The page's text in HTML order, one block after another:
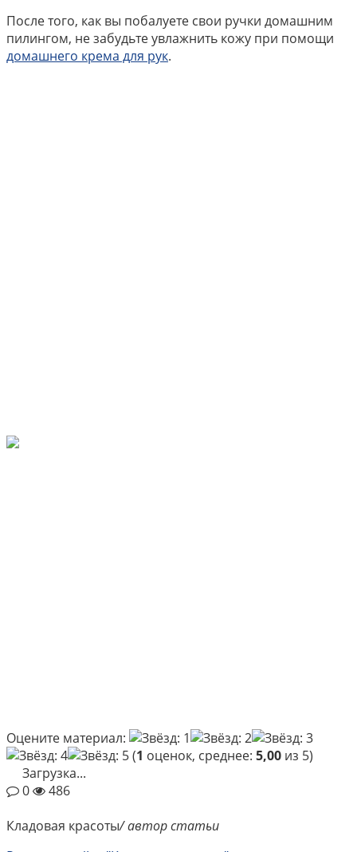
После того, как вы побалуете свои ручки домашним
пилингом, не забудьте увлажнить кожу при помощи
домашнего крема для рук.
Оцените материал:
(1 оценок, среднее: 5,00 из 5)
Загрузка...
0
486
Кладовая красоты/ автор статьи